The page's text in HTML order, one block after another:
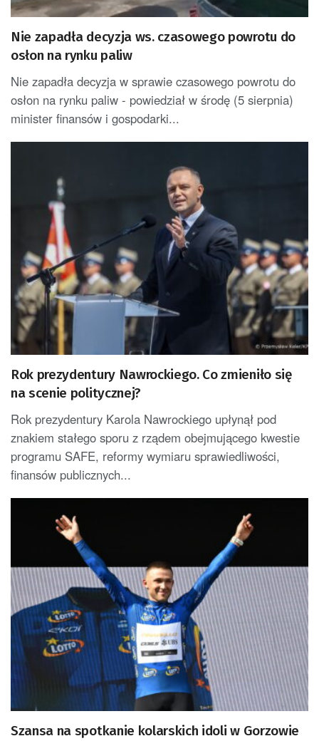
Nie zapadła decyzja ws. czasowego powrotu do
osłon na rynku paliw
Nie zapadła decyzja w sprawie czasowego powrotu do
osłon na rynku paliw - powiedział w środę (5 sierpnia)
minister finansów i gospodarki...
Rok prezydentury Nawrockiego. Co zmieniło się
na scenie politycznej?
Rok prezydentury Karola Nawrockiego upłynął pod
znakiem stałego sporu z rządem obejmującego kwestie
programu SAFE, reformy wymiaru sprawiedliwości,
finansów publicznych...
Szansa na spotkanie kolarskich idoli w Gorzowie